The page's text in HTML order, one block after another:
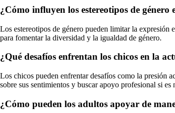
¿Cómo influyen los estereotipos de género
Los estereotipos de género pueden limitar la expresión
para fomentar la diversidad y la igualdad de género.
¿Qué desafíos enfrentan los chicos en la
Los chicos pueden enfrentar desafíos como la presión
sobre sus sentimientos y buscar apoyo profesional si es
¿Cómo pueden los adultos apoyar de